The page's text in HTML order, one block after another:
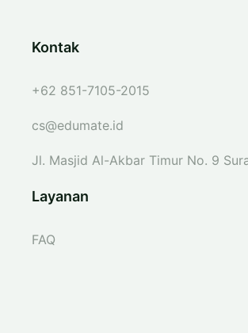
Kontak
+62 851-7105-2015
cs@edumate.id
Jl. Masjid Al-Akbar Timur No. 9
Layanan
FAQ